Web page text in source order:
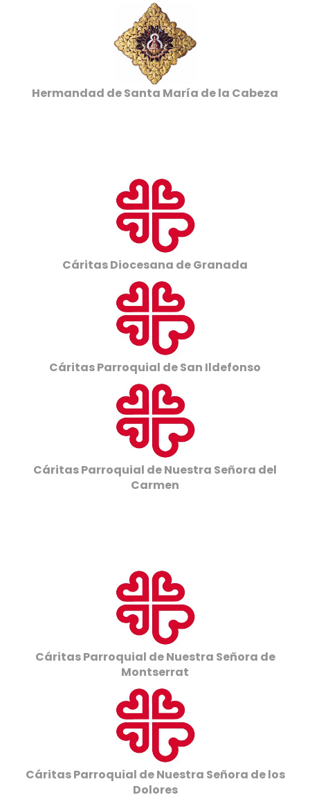
Hermandad de Santa María de la Cabeza
Cáritas Diocesana de Granada
Cáritas Parroquial de San Ildefonso
Cáritas Parroquial de Nuestra Señora del
Carmen
Cáritas Parroquial de Nuestra Señora de
Montserrat
Cáritas Parroquial de Nuestra Señora de los
Dolores